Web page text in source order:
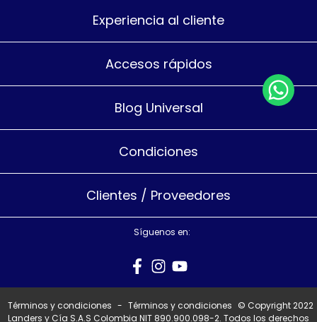
Experiencia al cliente
Accesos rápidos
Blog Universal
Condiciones
Clientes / Proveedores
Síguenos en:
Términos y condiciones - Términos y condiciones © Copyright 2022
Landers y Cía S.A.S Colombia NIT 890.900.098-2. Todos los derechos